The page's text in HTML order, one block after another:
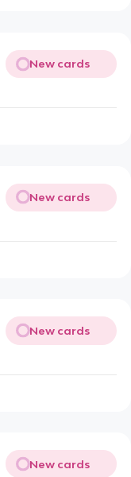
New cards
New cards
New cards
New cards